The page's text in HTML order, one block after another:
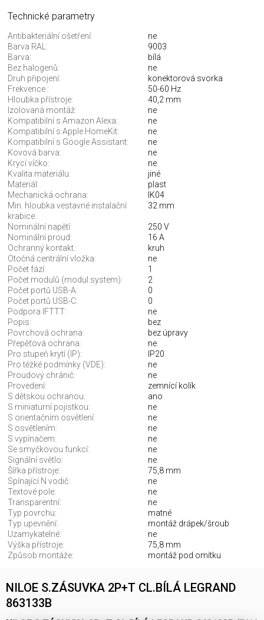
Technické parametry
Antibakteriální ošetření:
ne
Barva RAL:
9003
Barva:
bílá
Bez halogenů:
ne
Druh připojení:
konektorová svorka
Frekvence.:
50-60 Hz
Hloubka přístroje:
40,2 mm
Izolovaná montáž:
ne
Kompatibilní s Amazon Alexa:
ne
Kompatibilní s Apple HomeKit:
ne
Kompatibilní s Google Assistant:
ne
Kovová barva:
ne
Krycí víčko:
ne
Kvalita materiálu:
jiné
Materiál:
plast
Mechanická ochrana:
IK04
Min. hloubka vestavné instalační
krabice:
32 mm
Nominální napětí:
250 V
Nominální proud:
16 A
Ochranný kontakt.:
kruh
Otočná centrální vložka:
ne
Počet fází:
1
Počet modulů (modul system):
2
Počet portů USB-A:
0
Počet portů USB-C:
0
Podpora IFTTT:
ne
Popis:
bez
Povrchová ochrana:
bez úpravy
Přepěťová ochrana:
ne
Pro stupeň krytí (IP):
IP20
Pro těžké podmínky (VDE):
ne
Proudový chránič:
ne
Provedení:
zemnící kolík
S dětskou ochranou:
ano
S miniaturní pojistkou:
ne
S orientačním osvětlení:
ne
S osvětlením:
ne
S vypínačem:
ne
Se smyčkovou funkcí:
ne
Signální světlo:
ne
Šířka přístroje:
75,8 mm
Spínající N vodič:
ne
Textové pole:
ne
Transparentní:
ne
Typ povrchu:
matné
Typ upevnění:
montáž drápek/šroub
Uzamykatelné:
ne
Výška přístroje:
75,8 mm
Způsob montáže:
montáž pod omítku
NILOE S.ZÁSUVKA 2P+T CL.BÍLÁ LEGRAND
863133B